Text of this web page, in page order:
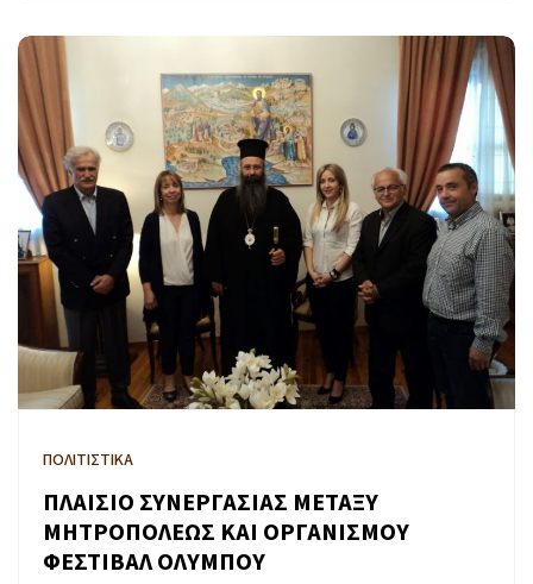
ΠΟΛΙΤΙΣΤΙΚΑ
ΠΛΑΙΣΙΟ ΣΥΝΕΡΓΑΣΙΑΣ ΜΕΤΑΞΥ
ΜΗΤΡΟΠΟΛΕΩΣ ΚΑΙ ΟΡΓΑΝΙΣΜΟΥ
ΦΕΣΤΙΒΑΛ ΟΛΥΜΠΟΥ